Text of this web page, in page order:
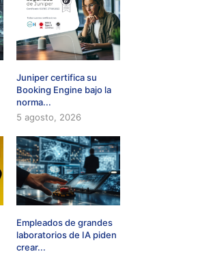
Juniper certifica su
Booking Engine bajo la
norma...
5 agosto, 2026
Empleados de grandes
laboratorios de IA piden
crear...